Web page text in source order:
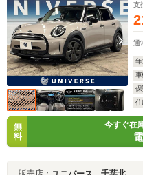
支
通
年
車
保
住
無
料
今すぐ在